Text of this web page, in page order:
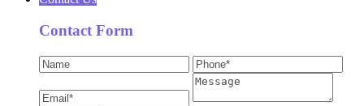
Contact Form